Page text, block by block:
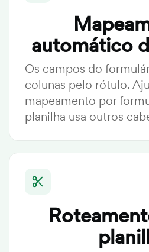
automático
Os campos do
colunas pelo rótulo.
mapeamento por
planilha usa outros